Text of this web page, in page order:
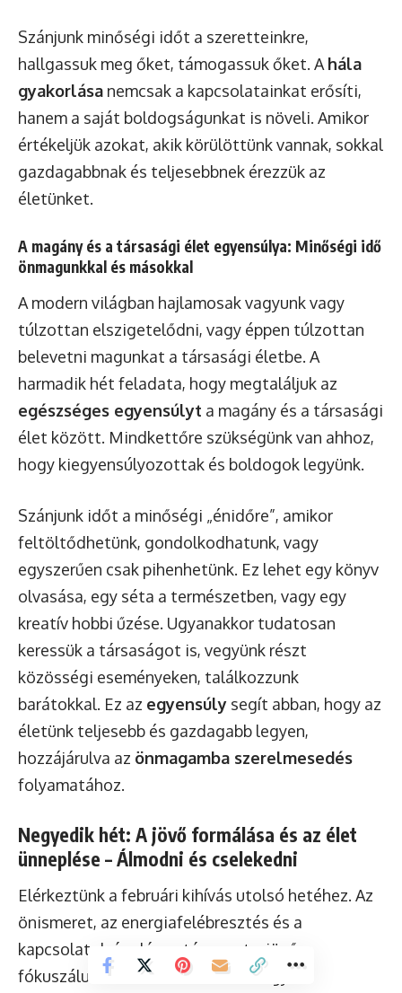
Szánjunk minőségi időt a szeretteinkre,
hallgassuk meg őket, támogassuk őket. A hála
gyakorlása nemcsak a kapcsolatainkat erősíti,
hanem a saját boldogságunkat is növeli. Amikor
értékeljük azokat, akik körülöttünk vannak, sokkal
gazdagabbnak és teljesebbnek érezzük az
életünket.
A magány és a társasági élet egyensúlya: Minőségi idő
önmagunkkal és másokkal
A modern világban hajlamosak vagyunk vagy
túlzottan elszigetelődni, vagy éppen túlzottan
belevetni magunkat a társasági életbe. A
harmadik hét feladata, hogy megtaláljuk az
egészséges egyensúlyt a magány és a társasági
élet között. Mindkettőre szükségünk van ahhoz,
hogy kiegyensúlyozottak és boldogok legyünk.
Szánjunk időt a minőségi „énidőre”, amikor
feltöltődhetünk, gondolkodhatunk, vagy
egyszerűen csak pihenhetünk. Ez lehet egy könyv
olvasása, egy séta a természetben, vagy egy
kreatív hobbi űzése. Ugyanakkor tudatosan
keressük a társaságot is, vegyünk részt
közösségi eseményeken, találkozzunk
barátokkal. Ez az egyensúly segít abban, hogy az
életünk teljesebb és gazdagabb legyen,
hozzájárulva az önmagamba szerelmesedés
folyamatához.
Negyedik hét: A jövő formálása és az élet
ünneplése – Álmodni és cselekedni
Elérkeztünk a februári kihívás utolsó hetéhez. Az
önismeret, az energiafelébresztés és a
kapcsolatok ápolása után most a jövőre
fókuszálunk. Arról szól ez a hét, hogy